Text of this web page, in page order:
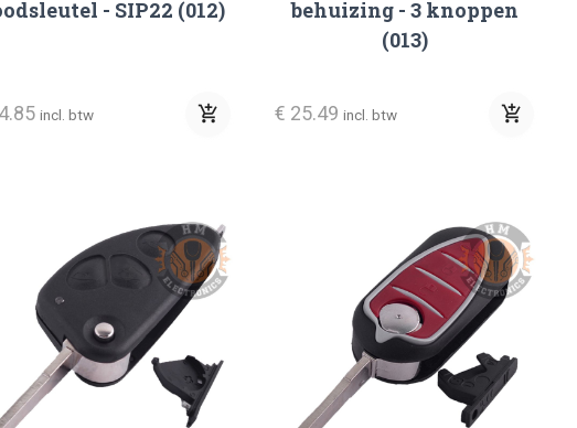
- SIP22 (012)
incl. btw add_shopping_cart
behuizing - 3 knoppen
(013)
€ 25.49 incl. btw add_shopping_cart